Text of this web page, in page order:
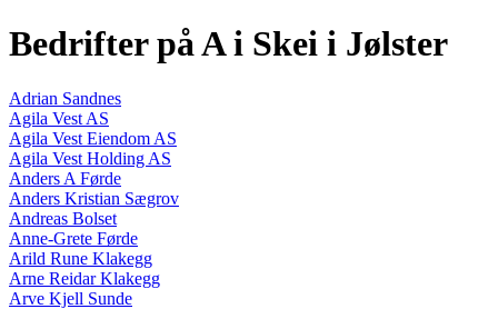
Bedrifter på A i Skei i Jølster
Adrian Sandnes
Agila Vest AS
Agila Vest Eiendom AS
Agila Vest Holding AS
Anders A Førde
Anders Kristian Sægrov
Andreas Bolset
Anne-Grete Førde
Arild Rune Klakegg
Arne Reidar Klakegg
Arve Kjell Sunde